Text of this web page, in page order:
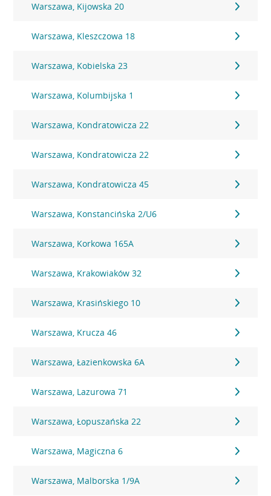
Warszawa, Kijowska 20
Warszawa, Kleszczowa 18
Warszawa, Kobielska 23
Warszawa, Kolumbijska 1
Warszawa, Kondratowicza 22
Warszawa, Kondratowicza 22
Warszawa, Kondratowicza 45
Warszawa, Konstancińska 2/U6
Warszawa, Korkowa 165A
Warszawa, Krakowiaków 32
Warszawa, Krasińskiego 10
Warszawa, Krucza 46
Warszawa, Łazienkowska 6A
Warszawa, Lazurowa 71
Warszawa, Łopuszańska 22
Warszawa, Magiczna 6
Warszawa, Malborska 1/9A